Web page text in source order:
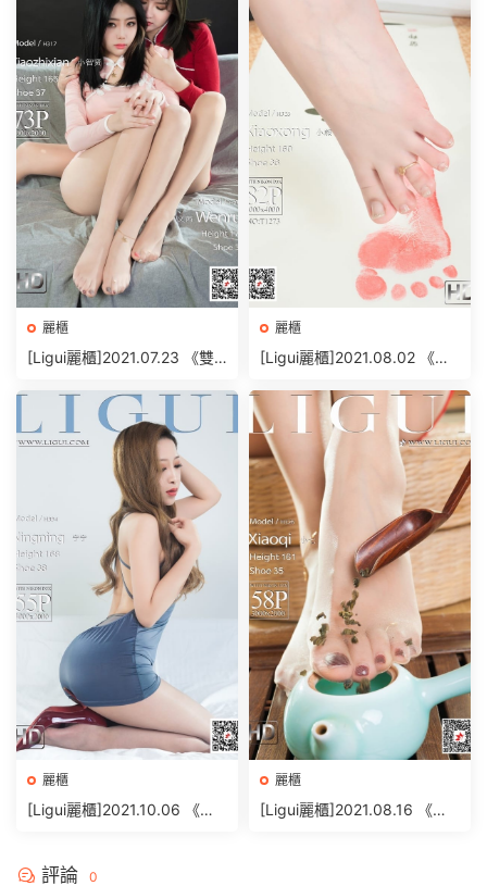
麗櫃
[Ligui麗櫃]2021.07.23 《雙
[73+1P/93MB]
麗櫃
[Ligui麗櫃]2021.08.02 《絲
麗櫃
[Ligui麗櫃]2021.10.06 《纖
麗櫃
[Ligui麗櫃]2021.08.16 《足
評論 0